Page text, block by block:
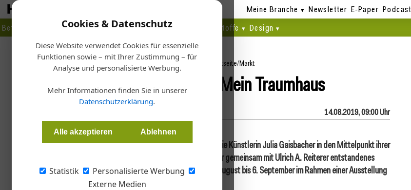
Cookies & Datenschutz
Diese Website verwendet Cookies für essenzielle
Funktionen sowie – mit Ihrer Zustimmung – für
Analyse und personalisierte Werbung.
Mehr Informationen finden Sie in unserer
Datenschutzerklärung.
Alle akzeptieren Ablehnen
Statistik
Personalisierte Werbung
Externe Medien
Meine Branche Newsletter E-Paper Podcast
Betrieb
Planen Bauen Fertigen Bau- + Werkstoffe Design
Startseite/Markt
Ausstellung: Mein Traumhaus
14.08.2019, 09:00 Uhr
Die Werke des Architekten Eilfried Huth stellt die Künstlerin Julia Gaisbacher in den Mittelpunkt ihrer
künstlerischen Vermessung dessen Oeuvres. Ihr gemeinsam mit Ulrich A. Reiterer entstandenes
filmisches Portrait des Architekten ist von 23. August bis 6. September im Rahmen einer Ausstellung
im Forum Stadtpark zu sehen.